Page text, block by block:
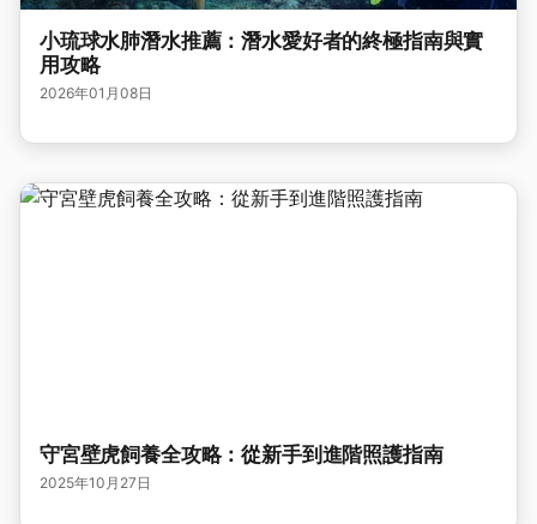
小琉球水肺潛水推薦：潛水愛好者的終極指南與實
用攻略
2026年01月08日
守宮壁虎飼養全攻略：從新手到進階照護指南
2025年10月27日